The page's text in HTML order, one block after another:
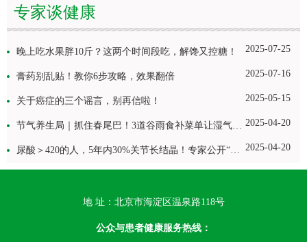
专家谈健康
2025-07-25
晚上吃水果胖10斤？这两个时间段吃，解馋又控糖！
2025-07-16
膏药别乱贴！教你6步攻略，效果翻倍
2025-05-15
关于癌症的三个谣言，别再信啦！
2025-04-20
节气养生局｜抓住春尾巴！3道谷雨食补菜单让湿气绕道走！
2025-04-20
尿酸＞420的人，5年内30%关节长结晶！专家公开“控风”修炼三步曲
地 址：北京市海淀区温泉路118号
公众与患者健康服务热线：